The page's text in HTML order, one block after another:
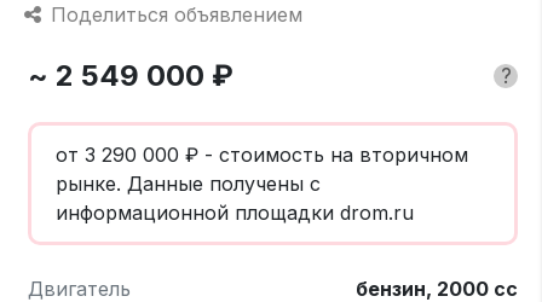
Поделиться объявлением
~ 2 549 000 ₽ ?
от 3 290 000 ₽ - стоимость на вторичном
рынке. Данные получены с
информационной площадки drom.ru
Двигатель
бензин, 2000 cc